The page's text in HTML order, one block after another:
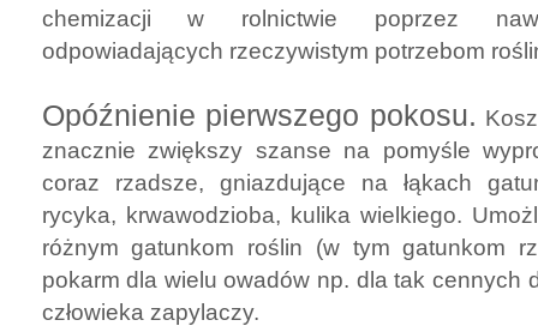
chemizacji w rolnictwie poprzez
odpowiadających rzeczywistym potrzebom
Opóźnienie pierwszego pokosu.
znacznie zwiększy szanse na pomyśle
coraz rzadsze, gniazdujące na łąkach
rycyka, krwawodzioba, kulika wielkiego.
różnym gatunkom roślin (w tym gatunkom
pokarm dla wielu owadów np. dla tak cennych
człowieka zapylaczy.